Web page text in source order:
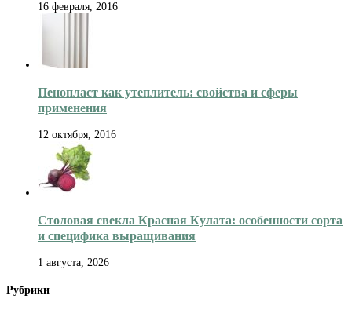
16 февраля, 2016
Пенопласт как утеплитель: свойства и сферы
применения
12 октября, 2016
Столовая свекла Красная Кулата: особенности сорта
и специфика выращивания
1 августа, 2026
Рубрики